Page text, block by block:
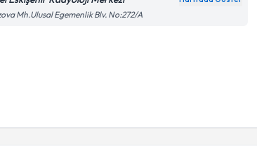
Mh.Ulusal Egemenlik Blv. No:272/A